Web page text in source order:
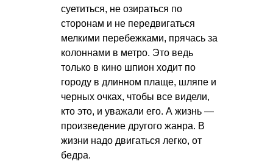
суетиться, не озираться по
сторонам и не передвигаться
мелкими перебежками, прячась за
колоннами в метро. Это ведь
только в кино шпион ходит по
городу в длинном плаще, шляпе и
черных очках, чтобы все видели,
кто это, и уважали его. А жизнь —
произведение другого жанра. В
жизни надо двигаться легко, от
бедра.